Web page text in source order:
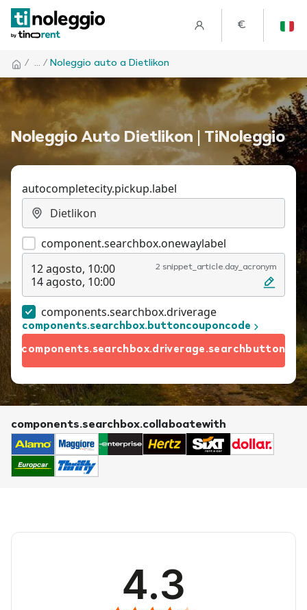
€
/ ... / Noleggio auto a Dietlikon
Noleggio Auto Dietlikon | TiNoleggio
autocompletecity.pickup.label
component.searchbox.onewaylabel
12 agosto, 10:00
14 agosto, 10:00
2 snippet_article.day_acronym
components.searchbox.driverage
components.searchbox.buttoncouponcode
components.searchbox.driverage.searchbutton
components.searchbox.collaboatewith
4.3